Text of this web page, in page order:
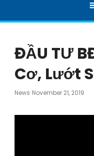
SẢN
ĐẦU TƯ
Cơ, Lướt
News Posted
November 21, 2019